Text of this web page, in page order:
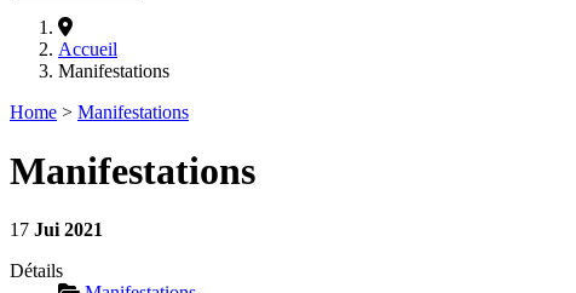
Accueil
Manifestations
Home > Manifestations
Manifestations
17 Jui 2021
Détails